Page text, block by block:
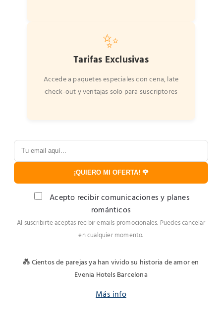
✨
Tarifas Exclusivas
Accede a paquetes especiales con cena, late
check-out y ventajas solo para suscriptores
¡QUIERO MI OFERTA! 🌹
Acepto recibir comunicaciones y planes
románticos
Al suscribirte aceptas recibir emails promocionales. Puedes cancelar
en cualquier momento.
💑 Cientos de parejas ya han vivido su historia de amor en
Evenia Hotels Barcelona
Más info